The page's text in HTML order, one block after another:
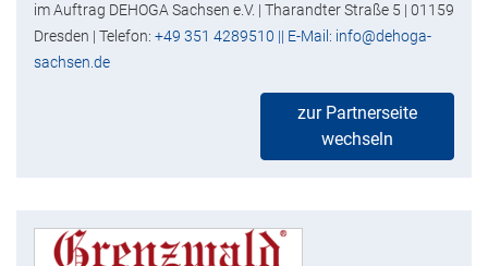
im Auftrag DEHOGA Sachsen e.V. | Tharandter Straße 5 | 01159
Dresden | Telefon: +49 351 4289510 || E-Mail: info@dehoga-
sachsen.de
zur Partnerseite
wechseln